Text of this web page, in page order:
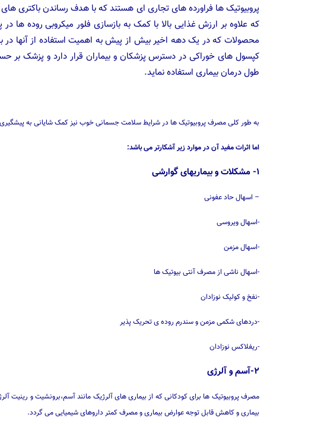
پروبیوتیک ها فراورده های تجاری ای هستند که با هدف رساندن باکتری
که علاوه بر ارزش غذایی بالا با کمک به بازسازی فلور میکروبی روده ها
محصولات که در یک دهه اخیر بیش از پیش به اهمیت استفاده از آنها در
کپسول های خوراکی در دسترس پزشکان و بیماران قرار دارد و پزشک بر
طول درمان بیماری استفاده نماید.
به طور کلی مصرف پروبیوتیک ها در شرایط سلامت جسمانی خوب نیز کمک شایانی به پیشگیری
اما اثرات مفید آن در موارد زیر آشکارتر می باشد:
۱- مشکلات و بیماریهای گوارشی
– اسهال حاد عفونی
-اسهال ویروسی
-اسهال مزمن
-اسهال ناشی از مصرف آنتی بیوتیک ها
-نفخ و کولیک نوزادان
-دردهای شکمی مزمن و سندرم روده ی تحریک پذیر
-ریفلاکس نوزادان
۲-آسم و آلرژی
مصرف پروبیوتیک ها برای کودکانی که از بیماری های آلرژیک مانند آسم،برونشیت و رینیت
بیماری و کاهش قابل توجه عوارض بیماری و مصرف کمتر داروهای شیمیایی می گردد.